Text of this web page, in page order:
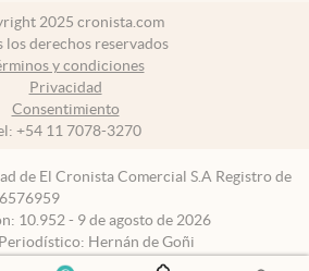
2025 cronista.com
los derechos reservados
y condiciones
Privacidad
Consentimiento
+54 11 7078-3270
de El Cronista Comercial S.A Registro de
10.952 - 9 de agosto de 2026
Hernán de Goñi